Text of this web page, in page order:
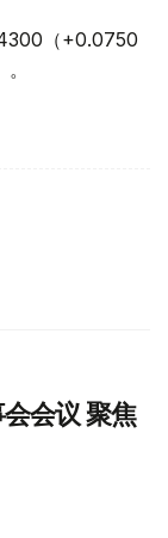
（+0.0750
会议 聚焦